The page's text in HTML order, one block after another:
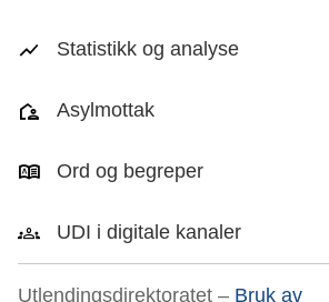
Statistikk og analyse
Asylmottak
Ord og begreper
UDI i digitale kanaler
Utlendingsdirektoratet – Bruk av